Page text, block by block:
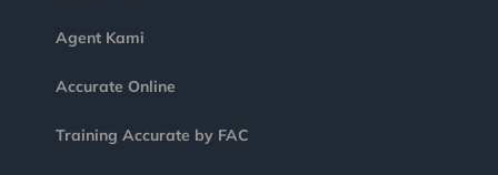
Agent Kami
Accurate Online
Training Accurate by FAC